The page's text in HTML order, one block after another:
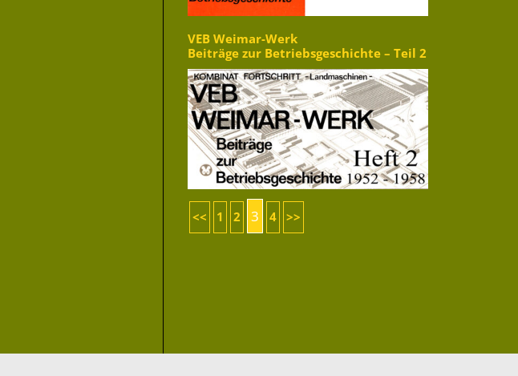
VEB Weimar-Werk
Beiträge zur Betriebsgeschichte – Teil 2
<< 1 2 3 4 >>